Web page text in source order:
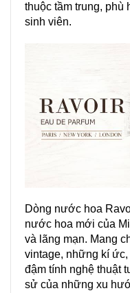
thuộc tầm trung, phù
sinh viên.
Dòng nước hoa
nước hoa mới của
và lãng mạn. Mang
vintage, những kí
đậm tính nghệ thuật
sử của những xu